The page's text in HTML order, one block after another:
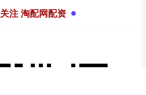
关注 淘配网配资